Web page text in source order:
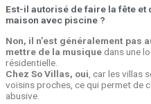
Est-il autorisé de faire la fête et
maison avec piscine ?
Non, il n’est généralement pas
mettre de la musiquedans une
résidentielle.
Chez So Villas, oui , car les villas
voisins proches, ce qui permet de
abusive.